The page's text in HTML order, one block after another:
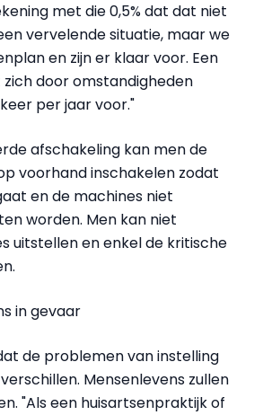
met die 0,5% dat dat niet
vervelende situatie, maar we
en zijn er klaar voor. Een
door omstandigheden
per jaar voor."
afschakeling kan men de
voorhand inschakelen zodat
en de machines niet
worden. Men kan niet
uitstellen en enkel de kritische
in gevaar
de problemen van instelling
Mensenlevens zullen
"Als een huisartsenpraktijk of